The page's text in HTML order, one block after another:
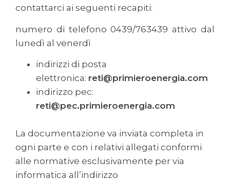
contattarci ai seguenti recapiti:
numero di telefono 0439/763439 attivo dal
lunedì al venerdì
indirizzi di posta
elettronica: reti@primieroenergia.com
indirizzo pec:
reti@pec.primieroenergia.com
La documentazione va inviata completa in
ogni parte e con i relativi allegati conformi
alle normative esclusivamente per via
informatica all’indirizzo